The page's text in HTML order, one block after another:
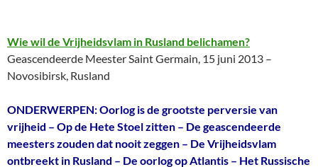
Wie wil de Vrijheidsvlam in Rusland belichamen?
Geascendeerde Meester Saint Germain, 15 juni 2013 –
Novosibirsk, Rusland
ONDERWERPEN: Oorlog is de grootste perversie van
vrijheid – Op de Hete Stoel zitten – De geascendeerde
meesters zouden dat nooit zeggen – De Vrijheidsvlam
ontbreekt in Rusland – De oorlog op Atlantis – Het Russische